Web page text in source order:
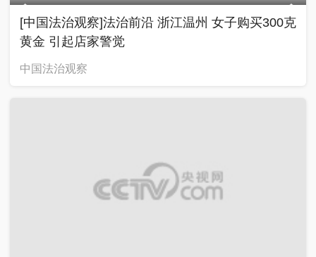
[中国法治观察]法治前沿 浙江温州 女子购买300克
黄金 引起店家警觉
中国法治观察